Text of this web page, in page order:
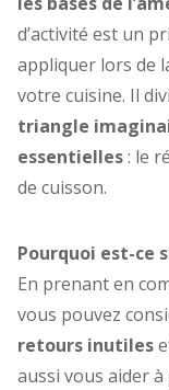
d’activité est un
appliquer lors de
votre cuisine. Il
triangle
essentielles: le
de cuisson.
Pourquoi est-ce
En prenant en
vous pouvez
retours inutiles
aussi vous aider à